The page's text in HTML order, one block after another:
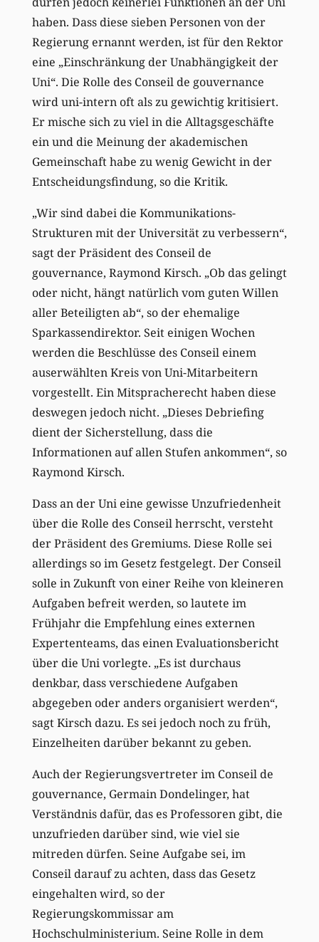
haben. Dass diese sieben Personen von der
Regierung ernannt werden, ist für den Rektor
eine „Einschränkung der Unabhängigkeit der
Uni“. Die Rolle des Conseil de gouvernance
wird uni-intern oft als zu gewichtig kritisiert.
Er mische sich zu viel in die Alltagsgeschäfte
ein und die Meinung der akademischen
Gemeinschaft habe zu wenig Gewicht in der
Entscheidungsfindung, so die Kritik.
„Wir sind dabei die Kommunikations-
Strukturen mit der Universität zu verbessern“,
sagt der Präsident des Conseil de
gouvernance, Raymond Kirsch. „Ob das gelingt
oder nicht, hängt natürlich vom guten Willen
aller Beteiligten ab“, so der ehemalige
Sparkassendirektor. Seit einigen Wochen
werden die Beschlüsse des Conseil einem
auserwählten Kreis von Uni-Mitarbeitern
vorgestellt. Ein Mitspracherecht haben diese
deswegen jedoch nicht. „Dieses Debriefing
dient der Sicherstellung, dass die
Informationen auf allen Stufen ankommen“, so
Raymond Kirsch.
Dass an der Uni eine gewisse Unzufriedenheit
über die Rolle des Conseil herrscht, versteht
der Präsident des Gremiums. Diese Rolle sei
allerdings so im Gesetz festgelegt. Der Conseil
solle in Zukunft von einer Reihe von kleineren
Aufgaben befreit werden, so lautete im
Frühjahr die Empfehlung eines externen
Expertenteams, das einen Evaluationsbericht
über die Uni vorlegte. „Es ist durchaus
denkbar, dass verschiedene Aufgaben
abgegeben oder anders organisiert werden“,
sagt Kirsch dazu. Es sei jedoch noch zu früh,
Einzelheiten darüber bekannt zu geben.
Auch der Regierungsvertreter im Conseil de
gouvernance, Germain Dondelinger, hat
Verständnis dafür, das es Professoren gibt, die
unzufrieden darüber sind, wie viel sie
mitreden dürfen. Seine Aufgabe sei, im
Conseil darauf zu achten, dass das Gesetz
eingehalten wird, so der
Regierungskommissar am
Hochschulministerium. Seine Rolle in dem